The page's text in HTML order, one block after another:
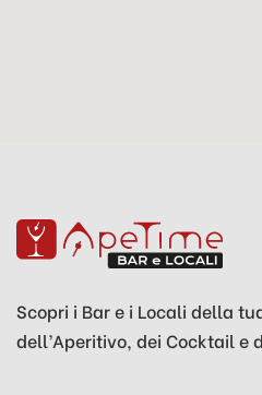
Scopri i Bar e i Locali della
dell’Aperitivo, dei Cocktail e